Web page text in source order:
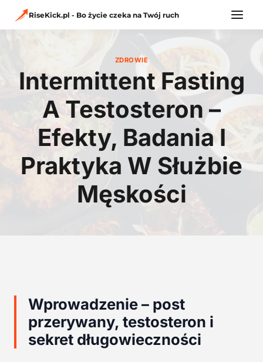
RiseKick.pl - Bo życie czeka na Twój ruch
ZDROWIE
Intermittent Fasting
A Testosteron –
Efekty, Badania I
Praktyka W Służbie
Męskości
Wprowadzenie – post
przerywany, testosteron i
sekret długowieczności